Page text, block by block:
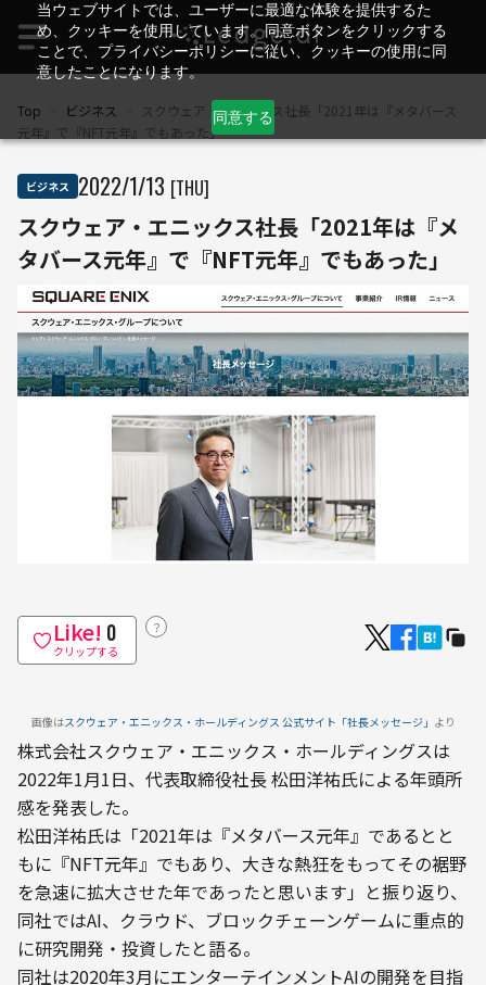
当ウェブサイトでは、ユーザーに最適な体験を提供するた
め、クッキーを使用しています。同意ボタンをクリックする
ことで、プライバシーポリシーに従い、クッキーの使用に同
意したことになります。
同意する
Top ビジネス
スクウェア・エニックス社長「2021年は『メタバース
元年』で『NFT元年』でもあった」
ビジネス 2022/1/13 [THU]
スクウェア・エニックス社長「2021年は『メ
タバース元年』で『NFT元年』でもあった」
Like! 0
クリップする
？
画像はスクウェア・エニックス・ホールディングス 公式サイト「社長メッセージ」 より
株式会社スクウェア・エニックス・ホールディングスは
2022年1月1日、代表取締役社長 松田洋祐氏による年頭所
感を発表した。
松田洋祐氏は「2021年は『メタバース元年』であるとと
もに『NFT元年』でもあり、大きな熱狂をもってその裾野
を急速に拡大させた年であったと思います」と振り返り、
同社ではAI、クラウド、ブロックチェーンゲームに重点的
に研究開発・投資したと語る。
同社は2020年3月にエンターテインメントAIの開発を目指